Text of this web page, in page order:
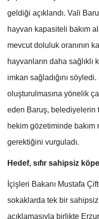
geldiği açıklandı. Vali
hayvan kapasiteli bakım
mevcut doluluk oranının
hayvanların daha sağlıklı
imkan sağladığını
oluşturulmasına yönelik
eden Baruş, belediyelerin
hekim gözetiminde bakım
gerektiğini vurguladı.
Hedef, sıfır sahipsiz
İçişleri Bakanı Mustafa
sokaklarda tek bir
açıklamasıyla birlikte